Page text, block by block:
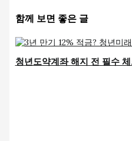
함께 보면 좋은 글
청년도약계좌 해지 전 필수